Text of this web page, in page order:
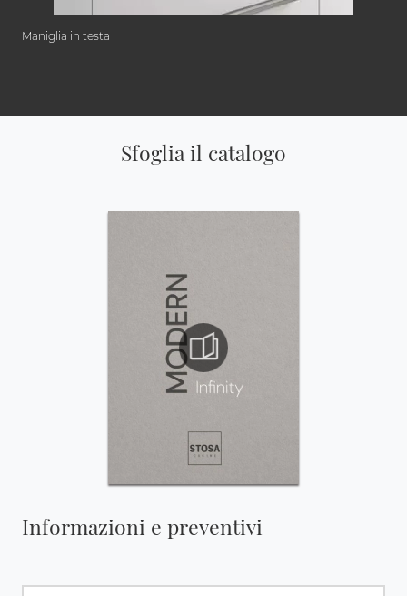
Maniglia in testa
Sfoglia il catalogo
Informazioni e preventivi